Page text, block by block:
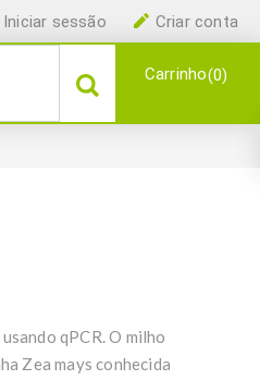
Criar conta
Iniciar sessão
Carrinho 0
qPCR. O milho
Zea mays conhecida